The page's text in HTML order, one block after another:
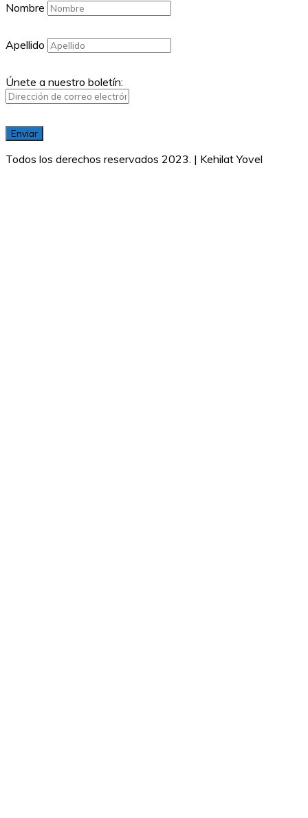
Nombre
Apellido
Únete a nuestro boletín:
Todos los derechos reservados 2023. | Kehilat Yovel